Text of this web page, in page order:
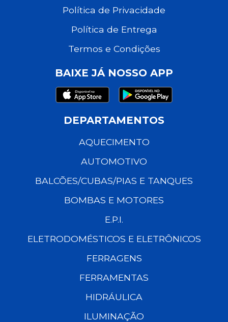
Política de Privacidade
Política de Entrega
Termos e Condições
BAIXE JÁ NOSSO APP
DEPARTAMENTOS
AQUECIMENTO
AUTOMOTIVO
BALCÕES/CUBAS/PIAS E TANQUES
BOMBAS E MOTORES
E.P.I.
ELETRODOMÉSTICOS E ELETRÔNICOS
FERRAGENS
FERRAMENTAS
HIDRÁULICA
ILUMINAÇÃO